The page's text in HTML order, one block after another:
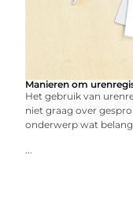
Manieren om
Het gebruik van
niet graag over
onderwerp wat
...